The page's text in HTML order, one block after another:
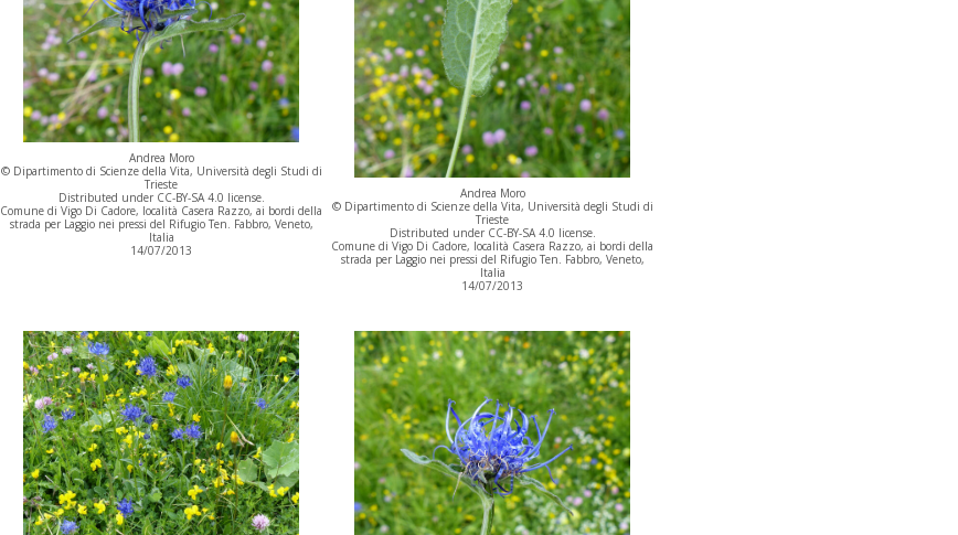
Andrea Moro
© Dipartimento di Scienze della Vita, Università degli Studi di
Trieste
Distributed under CC-BY-SA 4.0 license.
Comune di Vigo Di Cadore, località Casera Razzo, ai bordi della
strada per Laggio nei pressi del Rifugio Ten. Fabbro, Veneto,
Italia
14/07/2013
Andrea Moro
© Dipartimento di Scienze della Vita, Università degli Studi di
Trieste
Distributed under CC-BY-SA 4.0 license.
Comune di Vigo Di Cadore, località Casera Razzo, ai bordi della
strada per Laggio nei pressi del Rifugio Ten. Fabbro, Veneto,
Italia
14/07/2013